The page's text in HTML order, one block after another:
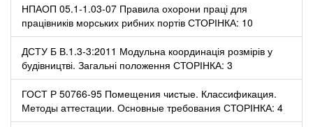
НПАОП 05.1-1.03-07 Правила охорони праці для
працівників морських рибних портів СТОРІНКА: 10
ДСТУ Б В.1.3-3:2011 Модульна координація розмірів у
будівництві. Загальні положення СТОРІНКА: 3
ГОСТ Р 50766-95 Помещения чистые. Классификация.
Методы аттестации. Основные требования СТОРІНКА: 4